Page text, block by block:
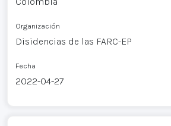
Organización
Disidencias de las FARC-EP
Fecha
2022-04-27